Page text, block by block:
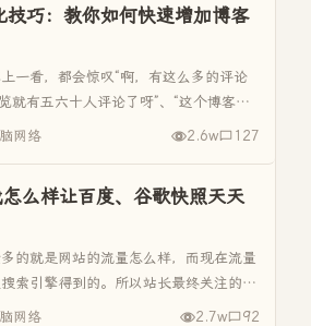
巧：教你如何快速增加博客
一看，都会惊叹“啊，有这么多的评论
就有五六十人评论了呀”、“这个博客人
的流量好大呀”。在这里我首先要感谢大
网络 2.6w 127
么样让百度、谷歌快照天天
的就是网站的流量怎么样，而现在流量
索引擎得到的。所以站长最终关注的还
录问题。那现在我就来谈谈我建站一个
网络 2.7w 92